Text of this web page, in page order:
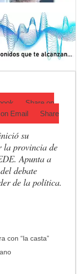
Urquiza
a su pareja
en el centro del
Share on
Email
Share
su
la provincia de
. Apunta a
debate
de la política.
con “la casta”